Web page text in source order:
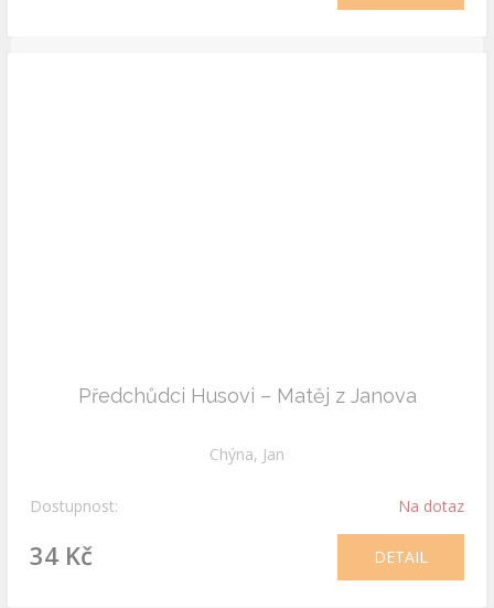
Předchůdci Husovi – Matěj z Janova
Chýna, Jan
Dostupnost: Na dotaz
34 Kč DETAIL